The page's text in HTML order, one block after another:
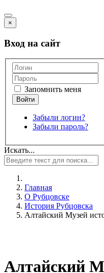
×
Вход на сайт
Запомнить меня
Забыли логин?
Забыли пароль?
Искать...
Главная
О Рубцовске
История Рубцовска
Алтайский Музей
Алтайский